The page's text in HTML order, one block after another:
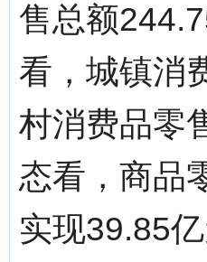
售总额
看，城镇消
村消费品零
态看，商品
实现39.85